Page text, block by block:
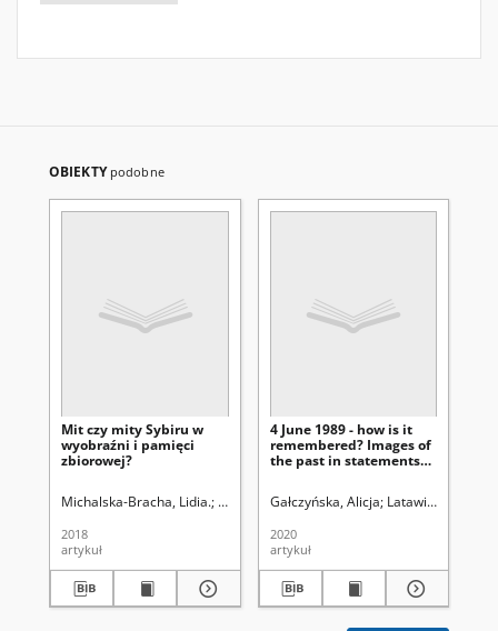
OBIEKTY podobne
Mit czy mity Sybiru w
wyobraźni i pamięci
zbiorowej?
Michalska-Bracha, Lidia. Uniwersytet Marii Curie-Skłodowskiej (Lublin)
2018
artykuł
4 June 1989 - how is it
remembered? Images of
the past in statements
Gałczyńska, Alicja Latawiec,
2020
artykuł